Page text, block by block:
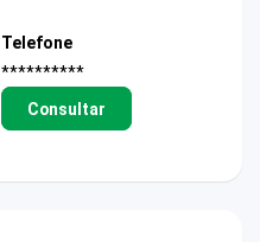
Telefone
**********
Consultar